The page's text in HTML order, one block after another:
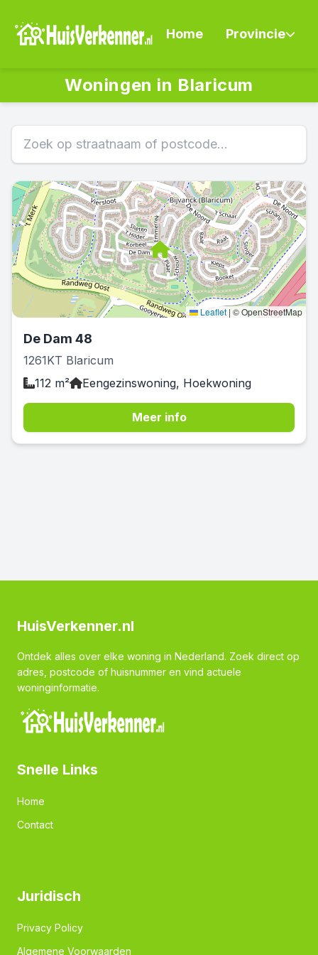
Home Provincie
Woningen in Blaricum
Leaflet | © OpenStreetMap
De Dam 48
1261KT Blaricum
112 m²
Eengezinswoning, Hoekwoning
Meer info
HuisVerkenner.nl
Ontdek alles over elke woning in Nederland. Zoek direct op
adres, postcode of huisnummer en vind actuele
woninginformatie.
Snelle Links
Home
Contact
Juridisch
Privacy Policy
Algemene Voorwaarden